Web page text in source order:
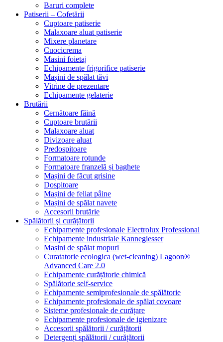
Baruri complete
Patiserii – Cofetării
Cuptoare patiserie
Malaxoare aluat patiserie
Mixere planetare
Cuocicrema
Masini foietaj
Echipamente frigorifice patiserie
Mașini de spălat tăvi
Vitrine de prezentare
Echipamente gelaterie
Brutării
Cernătoare făină
Cuptoare brutării
Malaxoare aluat
Divizoare aluat
Predospitoare
Formatoare rotunde
Formatoare franzelă și baghete
Mașini de făcut grisine
Dospitoare
Mașini de feliat pâine
Mașini de spălat navete
Accesorii brutărie
Spălătorii și curățătorii
Echipamente profesionale Electrolux Professional
Echipamente industriale Kannegiesser
Mașini de spălat mopuri
Curatatorie ecologica (wet-cleaning) Lagoon®
Advanced Care 2.0
Echipamente curățătorie chimică
Spălătorie self-service
Echipamente semiprofesionale de spălătorie
Echipamente profesionale de spălat covoare
Sisteme profesionale de curățare
Echipamente profesionale de igienizare
Accesorii spălătorii / curățătorii
Detergenți spălătorii / curățătorii